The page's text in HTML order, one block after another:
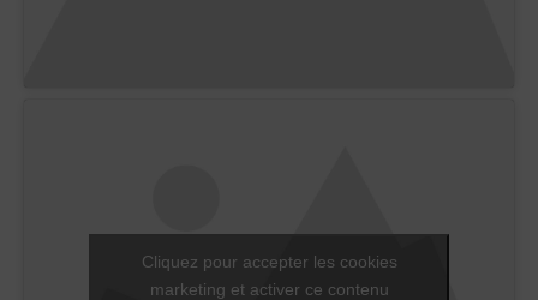
Cliquez pour accepter les cookies
marketing et activer ce contenu